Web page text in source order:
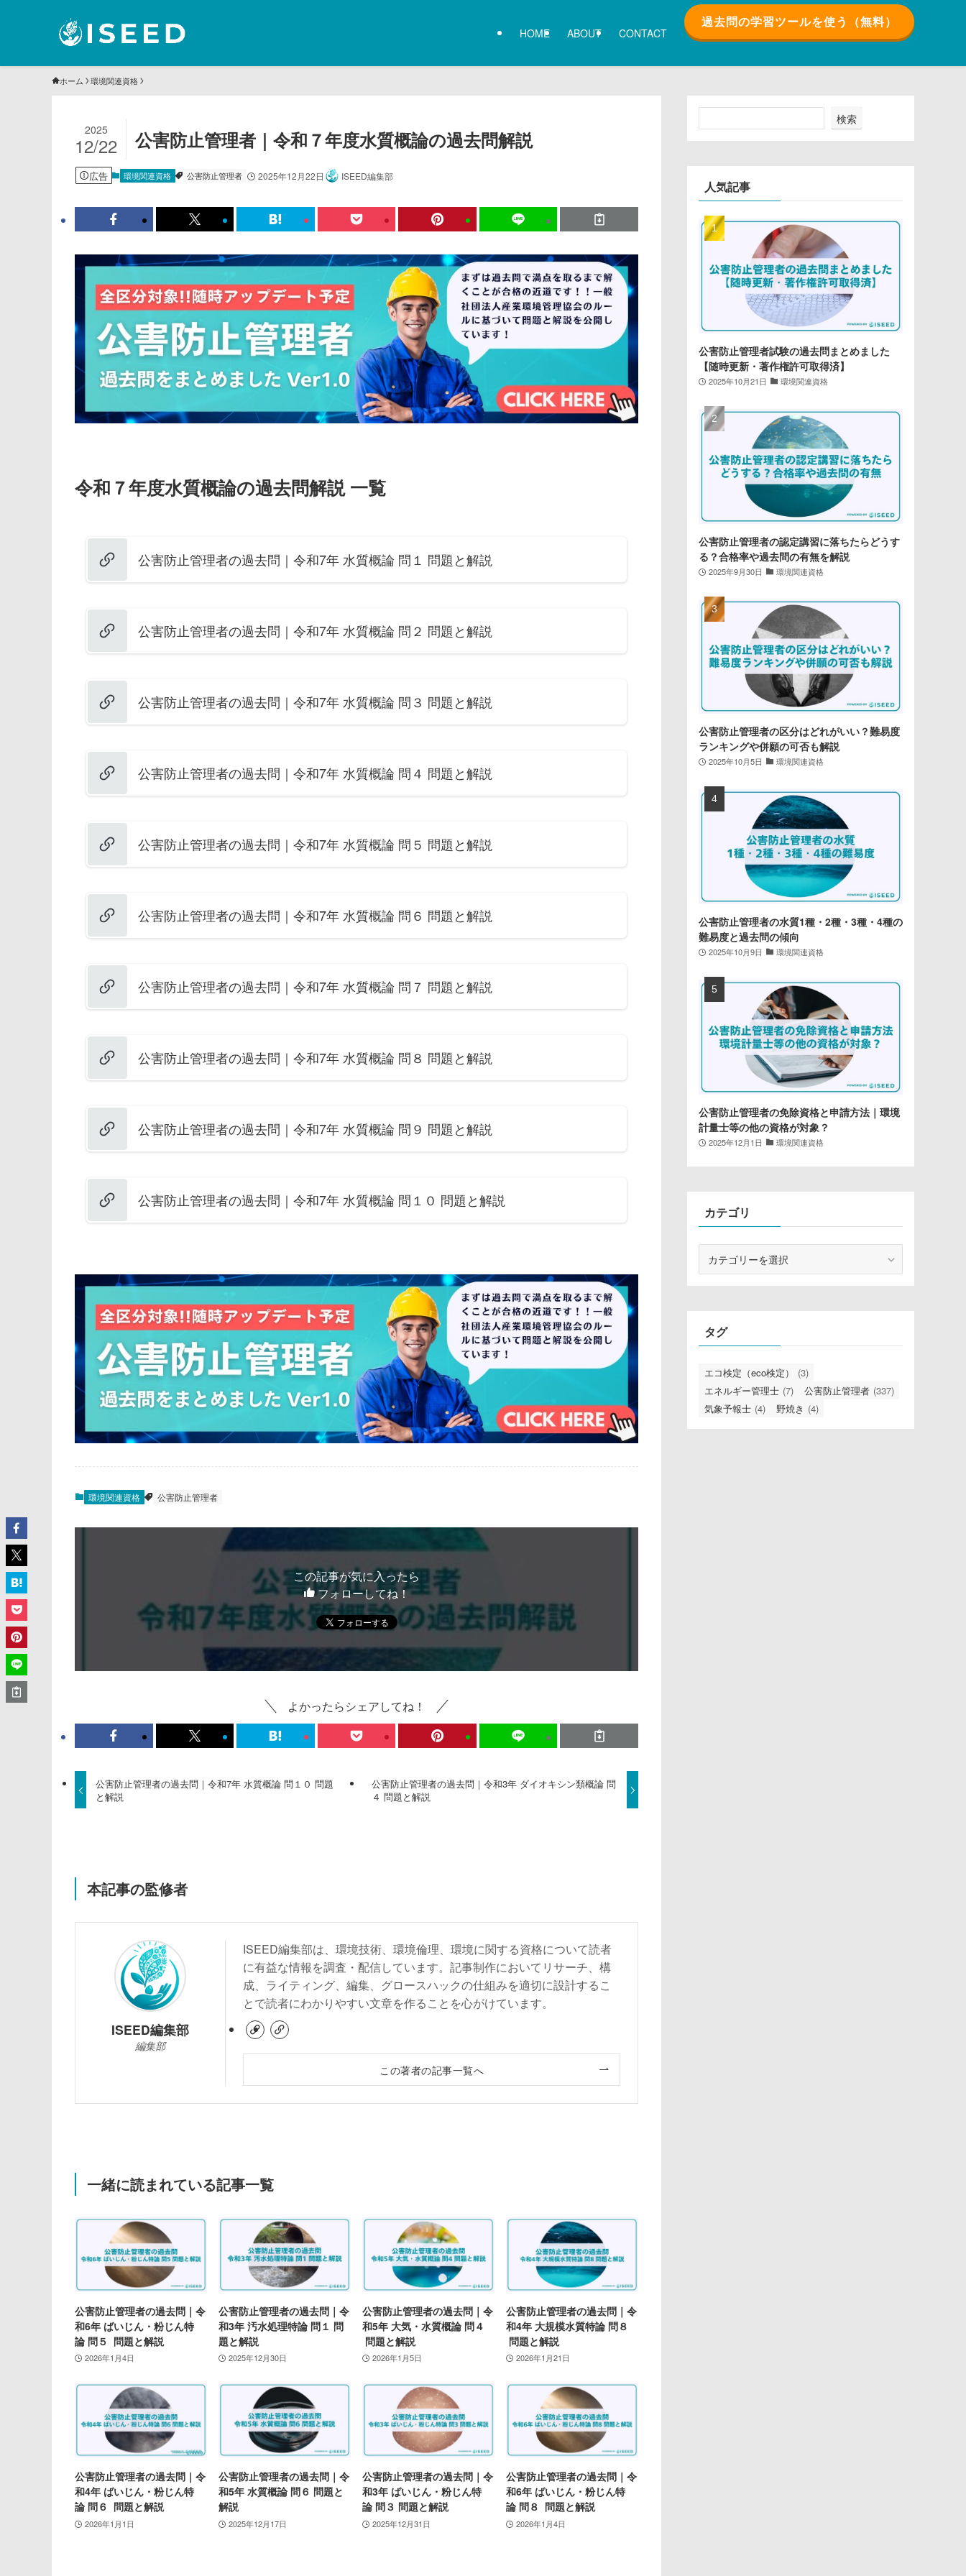
HOME ABOUT CONTACT
過去問の学習ツールを使う（無料）
ホーム 環境関連資格
公害防止管理者｜令和７年度水質概論の過去問解説
2025
12/22
広告 環境関連資格 公害防止管理者 2025年12月22日 ISEED編集部
令和７年度水質概論の過去問解説 一覧
公害防止管理者の過去問｜令和7年 水質概論 問１ 問題と解説
公害防止管理者の過去問｜令和7年 水質概論 問２ 問題と解説
公害防止管理者の過去問｜令和7年 水質概論 問３ 問題と解説
公害防止管理者の過去問｜令和7年 水質概論 問４ 問題と解説
公害防止管理者の過去問｜令和7年 水質概論 問５ 問題と解説
公害防止管理者の過去問｜令和7年 水質概論 問６ 問題と解説
公害防止管理者の過去問｜令和7年 水質概論 問７ 問題と解説
公害防止管理者の過去問｜令和7年 水質概論 問８ 問題と解説
公害防止管理者の過去問｜令和7年 水質概論 問９ 問題と解説
公害防止管理者の過去問｜令和7年 水質概論 問１０ 問題と解説
環境関連資格 公害防止管理者
この記事が気に入ったら
フォローしてね！
よかったらシェアしてね！
公害防止管理者の過去問｜令和7年 水質概論 問１０ 問題
と解説
公害防止管理者の過去問｜令和3年 ダイオキシン類概論 問
４ 問題と解説
本記事の監修者
ISEED編集部
編集部
ISEED編集部は、環境技術、環境倫理、環境に関する資格について読者
に有益な情報を調査・配信しています。記事制作においてリサーチ、構
成、ライティング、編集、グロースハックの仕組みを適切に設計するこ
とで読者にわかりやすい文章を作ることを心がけています。
この著者の記事一覧へ
一緒に読まれている記事一覧
公害防止管理者の過去問｜令
和6年 ばいじん・粉じん特
論 問５ 問題と解説
2026年1月4日
公害防止管理者の過去問｜令
和3年 汚水処理特論 問１ 問
題と解説
2025年12月30日
公害防止管理者の過去問｜令
和5年 大気・水質概論 問４
問題と解説
2026年1月5日
公害防止管理者の過去問｜令
和4年 大規模水質特論 問８
問題と解説
2026年1月21日
公害防止管理者の過去問｜令
和4年 ばいじん・粉じん特
論 問６ 問題と解説
2026年1月1日
公害防止管理者の過去問｜令
和5年 水質概論 問６ 問題と
解説
2025年12月17日
公害防止管理者の過去問｜令
和3年 ばいじん・粉じん特
論 問３ 問題と解説
2025年12月31日
公害防止管理者の過去問｜令
和6年 ばいじん・粉じん特
論 問８ 問題と解説
2026年1月4日
検索
人気記事
公害防止管理者試験の過去問まとめました
【随時更新・著作権許可取得済】
2025年10月21日 環境関連資格
公害防止管理者の認定講習に落ちたらどうす
る？合格率や過去問の有無を解説
2025年9月30日 環境関連資格
公害防止管理者の区分はどれがいい？難易度
ランキングや併願の可否も解説
2025年10月5日 環境関連資格
公害防止管理者の水質1種・2種・3種・4種の
難易度と過去問の傾向
2025年10月9日 環境関連資格
公害防止管理者の免除資格と申請方法｜環境
計量士等の他の資格が対象？
2025年12月1日 環境関連資格
カテゴリ
タグ
エコ検定（eco検定）
(3)
エネルギー管理士 (7) 公害防止管理者 (337)
気象予報士 (4) 野焼き (4)